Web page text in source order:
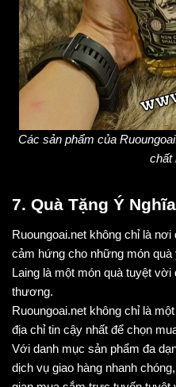
Các sản phẩm của
chất
7. Quà Tặng Ý
Ruoungoai.net không chỉ là
cảm hứng cho những món
Laing là một món quà tuyệt
thương.
Ruoungoai.net không chỉ là
địa chỉ tin cậy nhất để chọn
Với danh mục sản phẩm đa
dịch vụ giao hàng nhanh